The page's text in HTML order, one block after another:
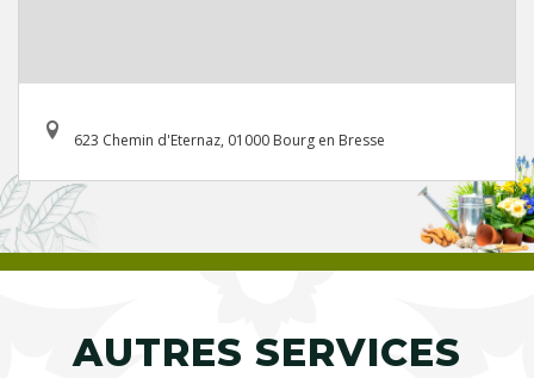
623 Chemin d'Eternaz, 01000 Bourg en Bresse
AUTRES SERVICES